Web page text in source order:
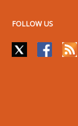
FOLLOW US